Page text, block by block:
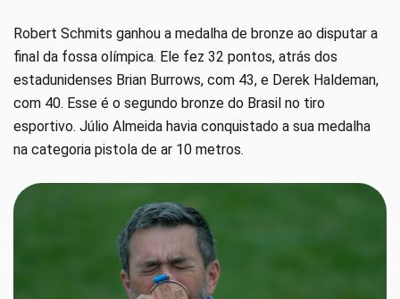
Robert Schmits ganhou a medalha de bronze ao disputar a
final da fossa olímpica. Ele fez 32 pontos, atrás dos
estadunidenses Brian Burrows, com 43, e Derek Haldeman,
com 40. Esse é o segundo bronze do Brasil no tiro
esportivo. Júlio Almeida havia conquistado a sua medalha
na categoria pistola de ar 10 metros.